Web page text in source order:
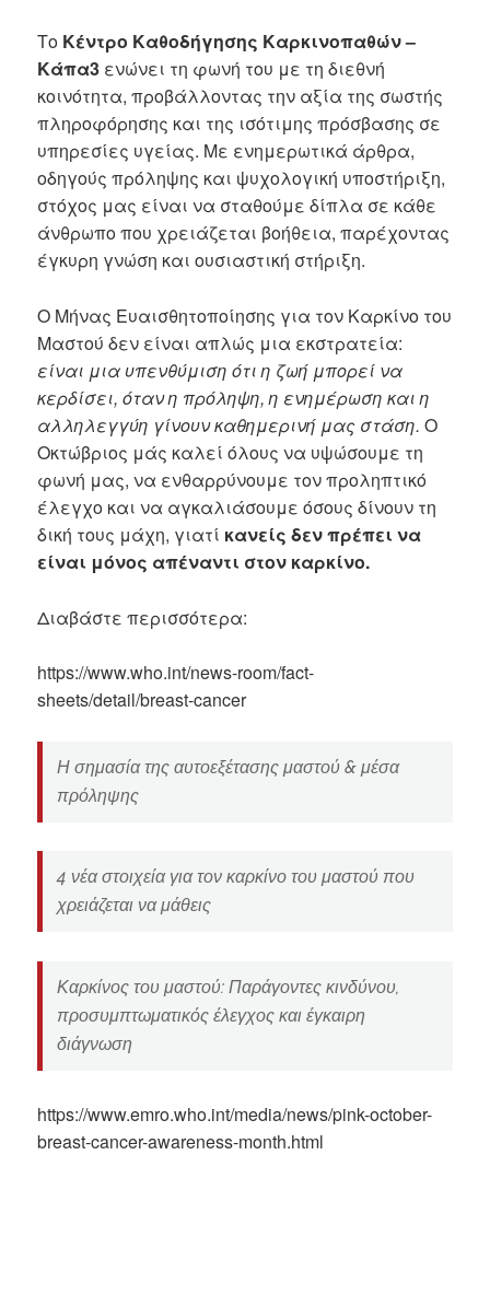
Το Κέντρο Καθοδήγησης Καρκινοπαθών –
Κάπα3 ενώνει τη φωνή του με τη διεθνή
κοινότητα, προβάλλοντας την αξία της σωστής
πληροφόρησης και της ισότιμης πρόσβασης σε
υπηρεσίες υγείας. Με ενημερωτικά άρθρα,
οδηγούς πρόληψης και ψυχολογική υποστήριξη,
στόχος μας είναι να σταθούμε δίπλα σε κάθε
άνθρωπο που χρειάζεται βοήθεια, παρέχοντας
έγκυρη γνώση και ουσιαστική στήριξη.
Ο Μήνας Ευαισθητοποίησης για τον Καρκίνο του
Μαστού δεν είναι απλώς μια εκστρατεία:
είναι μια υπενθύμιση ότι η ζωή μπορεί να
κερδίσει, όταν η πρόληψη, η ενημέρωση και η
αλληλεγγύη γίνουν καθημερινή μας στάση. Ο
Οκτώβριος μάς καλεί όλους να υψώσουμε τη
φωνή μας, να ενθαρρύνουμε τον προληπτικό
έλεγχο και να αγκαλιάσουμε όσους δίνουν τη
δική τους μάχη, γιατί κανείς δεν πρέπει να
είναι μόνος απέναντι στον καρκίνο.
Διαβάστε περισσότερα:
https://www.who.int/news-room/fact-
sheets/detail/breast-cancer
Η σημασία της αυτοεξέτασης μαστού & μέσα
πρόληψης
4 νέα στοιχεία για τον καρκίνο του μαστού που
χρειάζεται να μάθεις
Καρκίνος του μαστού: Παράγοντες κινδύνου,
προσυμπτωματικός έλεγχος και έγκαιρη
διάγνωση
https://www.emro.who.int/media/news/pink-october-
breast-cancer-awareness-month.html